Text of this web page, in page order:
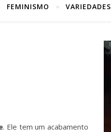
FEMINISMO VARIEDADES
. Ele tem um acabamento